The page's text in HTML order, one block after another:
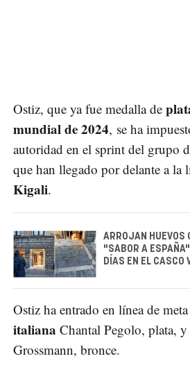
Ostiz, que ya fue medalla de
mundial de 2024, se ha
autoridad en el sprint del grupo
que han llegado por delante a la
Kigali.
ARROJAN HUEVOS
"SABOR A
DÍAS EN EL CASCO
Ostiz ha entrado en línea de
italiana Chantal Pegolo, plata,
Grossmann, bronce.